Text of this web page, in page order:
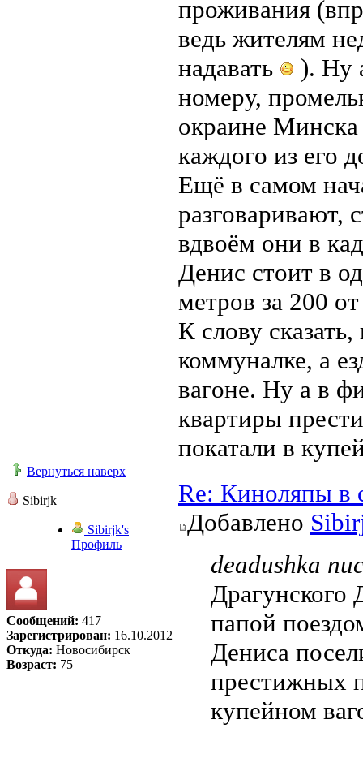
проживания
ведь жителям
надавать
). Ну
номеру,
окраине Минска
каждого из его
Ещё в самом
разговаривают,
вдвоём они в
Денис стоит в
метров за 200
К слову
коммуналке, а
вагоне. Ну а в
квартиры
покатали в
Вернуться наверх
Sibirjk
Sibirjk's
Профиль
Сообщений: 417
Зарегистрирован: 16.10.2012
Откуда: Новосибирск
Возраст: 75
Re: Киноляпы в
Добавлено
deadushka
Драгунского
папой
Дениса
престижных
купейном